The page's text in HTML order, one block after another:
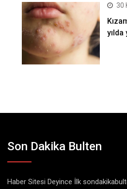
30
yılda
Son Dakika Bulten
Haber Sitesi Deyince İlk